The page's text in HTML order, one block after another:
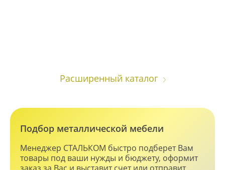
Расширенный каталог
Подбор металлической мебели
Менеджер СТАЛЬКОМ быстро подберет Вам
товары под ваши нужды и бюджету, оформит